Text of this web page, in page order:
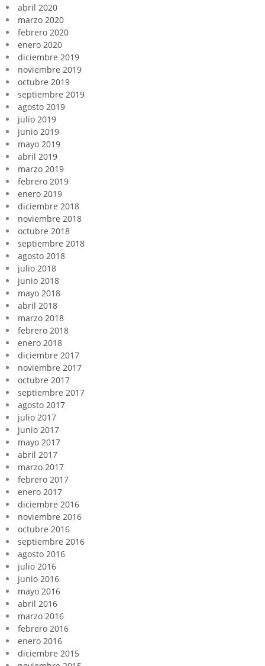
abril 2020
marzo 2020
febrero 2020
enero 2020
diciembre 2019
noviembre 2019
octubre 2019
septiembre 2019
agosto 2019
julio 2019
junio 2019
mayo 2019
abril 2019
marzo 2019
febrero 2019
enero 2019
diciembre 2018
noviembre 2018
octubre 2018
septiembre 2018
agosto 2018
julio 2018
junio 2018
mayo 2018
abril 2018
marzo 2018
febrero 2018
enero 2018
diciembre 2017
noviembre 2017
octubre 2017
septiembre 2017
agosto 2017
julio 2017
junio 2017
mayo 2017
abril 2017
marzo 2017
febrero 2017
enero 2017
diciembre 2016
noviembre 2016
octubre 2016
septiembre 2016
agosto 2016
julio 2016
junio 2016
mayo 2016
abril 2016
marzo 2016
febrero 2016
enero 2016
diciembre 2015